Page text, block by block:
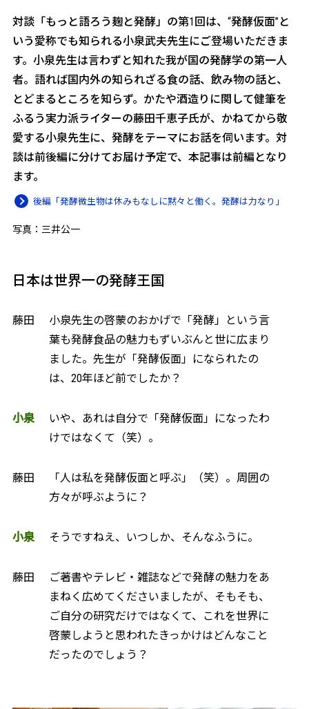
対談「もっと語ろう麹と発酵」の第1回は、“発酵仮面”と
いう愛称でも知られる小泉武夫先生にご登場いただきま
す。小泉先生は言わずと知れた我が国の発酵学の第一人
者。語れば国内外の知られざる食の話、飲み物の話と、
とどまるところを知らず。かたや酒造りに関して健筆を
ふるう実力派ライターの藤田千恵子氏が、かねてから敬
愛する小泉先生に、発酵をテーマにお話を伺います。対
談は前後編に分けてお届け予定で、本記事は前編となり
ます。
後編「発酵微生物は休みもなしに黙々と働く。発酵は力なり」
写真：三井公一
日本は世界一の発酵王国
藤田
小泉先生の啓蒙のおかげで「発酵」という言
葉も発酵食品の魅力もずいぶんと世に広まり
ました。先生が「発酵仮面」になられたの
は、20年ほど前でしたか？
小泉
いや、あれは自分で「発酵仮面」になったわ
けではなくて（笑）。
藤田
「人は私を発酵仮面と呼ぶ」（笑）。周囲の
方々が呼ぶように？
小泉 そうですねえ、いつしか、そんなふうに。
藤田
ご著書やテレビ・雑誌などで発酵の魅力をあ
まねく広めてくださいましたが、そもそも、
ご自分の研究だけではなくて、これを世界に
啓蒙しようと思われたきっかけはどんなこと
だったのでしょう？